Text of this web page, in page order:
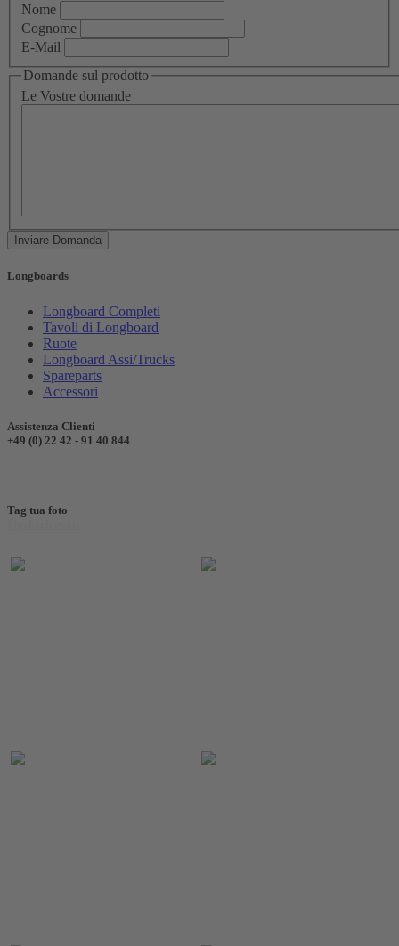
Nome
Cognome
E-Mail
Domande sul prodotto
Le Vostre domande
Inviare Domanda
Longboards
Longboard Completi
Tavoli di Longboard
Ruote
Longboard Assi/Trucks
Spareparts
Accessori
Assistenza Clienti
+49 (0) 22 42 - 91 40 844
Tag tua foto